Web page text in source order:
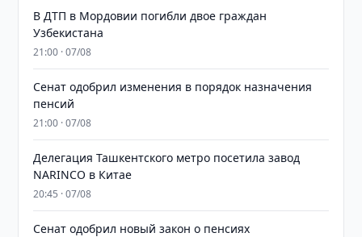
В ДТП в Мордовии погибли двое граждан
Узбекистана
21:00 · 07/08
Сенат одобрил изменения в порядок назначения
пенсий
21:00 · 07/08
Делегация Ташкентского метро посетила завод
NARINCO в Китае
20:45 · 07/08
Сенат одобрил новый закон о пенсиях